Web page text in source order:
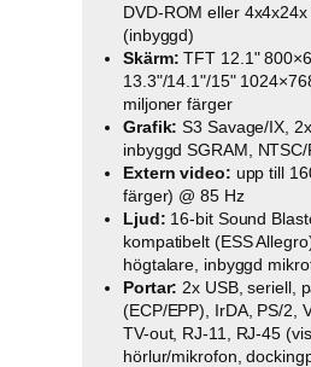
DVD-ROM eller 4x4x24x
(inbyggd)
Skärm: TFT 12.1"
13.3"/14.1"/15"
miljoner färger
Grafik: S3 Savage/IX,
inbyggd SGRAM,
Extern video: upp till
färger) @ 85 Hz
Ljud: 16-bit Sound
kompatibelt (ESS
högtalare, inbyggd
Portar: 2x USB, seriell,
(ECP/EPP), IrDA, PS/2,
TV-out, RJ-11, RJ-45
hörlur/mikrofon,